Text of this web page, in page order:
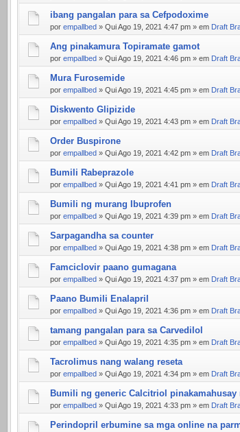
ibang pangalan para sa Cefpodoxime
por empallbed » Qui Ago 19, 2021 4:47 pm » em Draft
Ang pinakamura Topiramate gamot
por empallbed » Qui Ago 19, 2021 4:46 pm » em Draft
Mura Furosemide
por empallbed » Qui Ago 19, 2021 4:45 pm » em Draft
Diskwento Glipizide
por empallbed » Qui Ago 19, 2021 4:43 pm » em Draft
Order Buspirone
por empallbed » Qui Ago 19, 2021 4:42 pm » em Draft
Bumili Rabeprazole
por empallbed » Qui Ago 19, 2021 4:41 pm » em Draft
Bumili ng murang Ibuprofen
por empallbed » Qui Ago 19, 2021 4:39 pm » em Draft
Sarpagandha sa counter
por empallbed » Qui Ago 19, 2021 4:38 pm » em Draft
Famciclovir paano gumagana
por empallbed » Qui Ago 19, 2021 4:37 pm » em Draft
Paano Bumili Enalapril
por empallbed » Qui Ago 19, 2021 4:36 pm » em Draft
tamang pangalan para sa Carvedilol
por empallbed » Qui Ago 19, 2021 4:35 pm » em Draft
Tacrolimus nang walang reseta
por empallbed » Qui Ago 19, 2021 4:34 pm » em Draft
Bumili ng generic Calcitriol pinakamahusay
por empallbed » Qui Ago 19, 2021 4:33 pm » em Draft
Perindopril erbumine sa mga online na